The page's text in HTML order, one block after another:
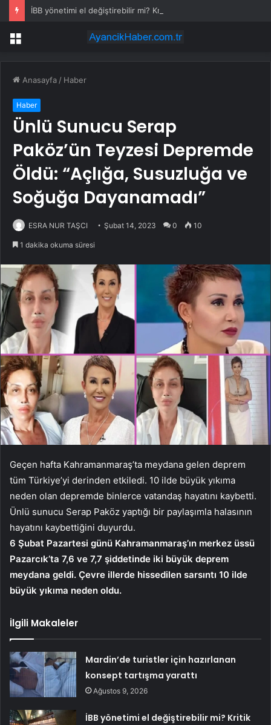
Menü
Anasayfa / Haber
Haber
Ünlü Sunucu Serap
Paköz’ün Teyzesi Depremde
Öldü: “Açlığa, Susuzluğa ve
Soğuğa Dayanamadı”
ESRA NUR TAŞCI Şubat 14, 2023 0 10
1 dakika okuma süresi
Geçen hafta Kahramanmaraş’ta meydana gelen deprem
tüm Türkiye’yi derinden etkiledi. 10 ilde büyük yıkıma
neden olan depremde binlerce vatandaş hayatını kaybetti.
Ünlü sunucu Serap Paköz yaptığı bir paylaşımla halasının
hayatını kaybettiğini duyurdu.
6 Şubat Pazartesi günü Kahramanmaraş’ın merkez üssü
Pazarcık’ta 7,6 ve 7,7 şiddetinde iki büyük deprem
meydana geldi. Çevre illerde hissedilen sarsıntı 10 ilde
büyük yıkıma neden oldu.
İlgili Makaleler
Mardin’de turistler için hazırlanan
konsept tartışma yarattı
Ağustos 9, 2026
İBB yönetimi el değiştirebilir mi? Kritik